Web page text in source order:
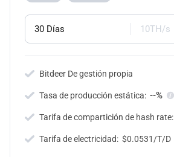
30 Días 10TH/s
Bitdeer De gestión propia
Tasa de producción estática: --%
Tarifa de compartición de hash rate:
Tarifa de electricidad: $0.0531/T/D